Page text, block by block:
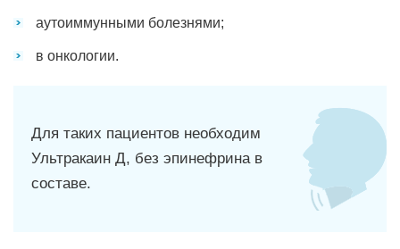
аутоиммунными болезнями;
в онкологии.
Для таких пациентов необходим
Ультракаин Д, без эпинефрина в
составе.